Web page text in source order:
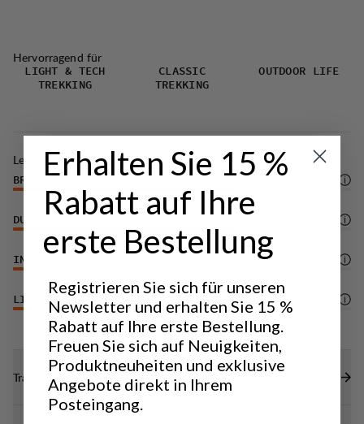
Hervorragend für
LIGHT & TECH
TREKKING
CLASSIC
TREKKING
OUTDOOR LIFE
Leistung
BREATHABILITY
DURABILITY
INSULATION/WARMTH
LIGHTWEIGHT /6
Transparenz
Erhalten Sie 15 %
Rabatt auf Ihre
erste Bestellung
Registrieren Sie sich für unseren
Newsletter und erhalten Sie 15 %
Rabatt auf Ihre erste Bestellung.
Freuen Sie sich auf Neuigkeiten,
Produktneuheiten und exklusive
Angebote direkt in Ihrem
Posteingang.